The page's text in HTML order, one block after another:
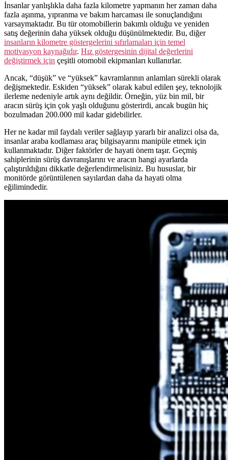
İnsanlar yanlışlıkla daha fazla kilometre yapmanın her zaman daha
fazla aşınma, yıpranma ve bakım harcaması ile sonuçlandığını
varsaymaktadır. Bu tür otomobillerin bakımlı olduğu ve yeniden
satış değerinin daha yüksek olduğu düşünülmektedir. Bu, diğer
insanların kilometre göstergelerini sıfırlamaları için temel
motivasyon kaynağıdır. Hız göstergesinin dijital değerlerini
değiştirmek için çeşitli otomobil ekipmanları kullanırlar.
Ancak, “düşük” ve “yüksek” kavramlarının anlamları sürekli olarak
değişmektedir. Eskiden “yüksek” olarak kabul edilen şey, teknolojik
ilerleme nedeniyle artık aynı değildir. Örneğin, yüz bin mil, bir
aracın sürüş için çok yaşlı olduğunu gösterirdi, ancak bugün hiç
bozulmadan 200.000 mil kadar gidebilirler.
Her ne kadar mil faydalı veriler sağlayıp yararlı bir analizci olsa da,
insanlar araba kodlaması araç bilgisayarını manipüle etmek için
kullanmaktadır. Diğer faktörler de hayati önem taşır. Geçmiş
sahiplerinin sürüş davranışlarını ve aracın hangi ayarlarda
çalıştırıldığını dikkatle değerlendirmelisiniz. Bu hususlar, bir
monitörde görüntülenen sayılardan daha da hayati olma
eğilimindedir.